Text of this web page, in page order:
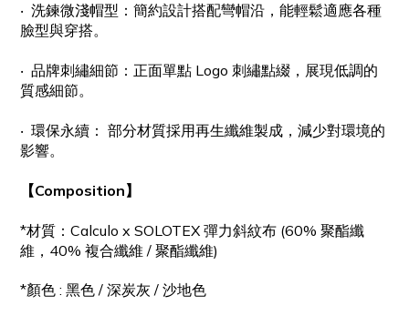
‧ 洗鍊微淺帽型： 簡約設計搭配彎帽沿，能輕鬆適應各種
臉型與穿搭。
‧ 品牌刺繡細節： 正面單點 Logo 刺繡點綴，展現低調的
質感細節。
‧ 環保永續： 部分材質採用再生纖維製成，減少對環境的
影響。
【Composition】
*材質： Calculo x SOLOTEX 彈力斜紋布 (60% 聚酯纖
維，40% 複合纖維 / 聚酯纖維)
*顏色 : 黑色 / 深炭灰 / 沙地色